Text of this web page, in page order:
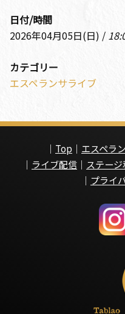
日付/時間
2026年04月05日(日) /
カテゴリー
エスペランサライブ
｜ Top ｜ エスペラ
｜ ライブ配信 ｜ ステージ
｜ プライ